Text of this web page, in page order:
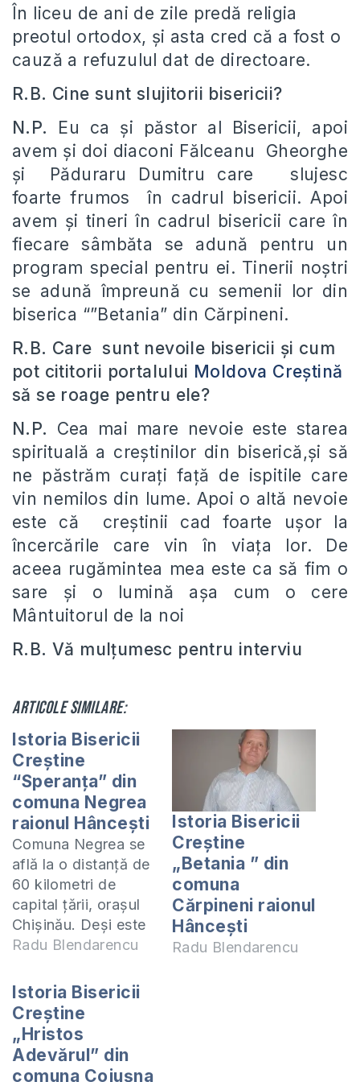
În liceu de ani de zile predă religia
preotul ortodox, și asta cred că a fost o
cauză a refuzulul dat de directoare.
R.B. Cine sunt slujitorii bisericii?
N.P.
Eu ca și păstor al Bisericii, apoi
avem și doi diaconi Fălceanu Gheorghe
și Păduraru Dumitru care slujesc
foarte frumos în cadrul bisericii. Apoi
avem și tineri în cadrul bisericii care în
fiecare sâmbăta se adună pentru un
program special pentru ei. Tinerii noștri
se adună împreună cu semenii lor din
biserica “”Betania” din Cărpineni.
R.B. Care sunt nevoile bisericii și cum
pot cititorii portalului Moldova Creștină
să se roage pentru ele?
N.P. Cea mai mare nevoie este starea
spirituală a creștinilor din biserică,și să
ne păstrăm curați față de ispitile care
vin nemilos din lume. Apoi o altă nevoie
este că creștinii cad foarte ușor la
încercările care vin în viața lor. De
aceea rugămintea mea este ca să fim o
sare şi o lumină aşa cum o cere
Mântuitorul de la noi
R.B. Vă mulţumesc pentru interviu
Articole similare:
Istoria Bisericii
Creştine
“Speranţa” din
comuna Negrea
raionul Hânceşti
Comuna Negrea se
află la o distanţă de
60 kilometri de
capital ţării, oraşul
Chişinău. Deşi este
o comună de
locuitori, aici cu
peste un deceniu în
urmă a fost plantă o
biserică
evanghelică. Despre
Radu Blendarencu
Istoria Bisericii
Creştine
„Betania ” din
comuna
Cărpineni raionul
Hânceşti
Radu Blendarencu
Istoria Bisericii
Creştine
„Hristos
Adevărul” din
comuna Cojuşna